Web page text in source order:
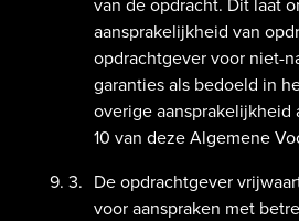
aansprakelijkheid van
opdrachtgever voor niet-
garanties als bedoeld in
overige aansprakelijkheid
10 van deze Algemene
De opdrachtgever
voor aanspraken met